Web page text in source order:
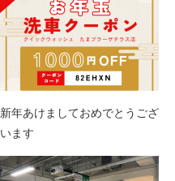
新年あけましておめでとうござ
います